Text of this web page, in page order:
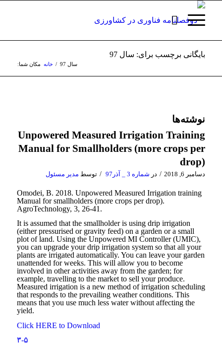
بایگانی برچسب برای: سال 97
مکان شما: خانه / سال 97
نوشته‌ها
Unpowered Measured Irrigation Training
Manual for Smallholders (more crops per
drop)
دسامبر 6, 2018 / در شماره 3 _ آذر97 / توسط مدیر مسئول
Omodei, B. 2018. Unpowered Measured Irrigation training
Manual for smallholders (more crops per drop).
AgroTechnology, 3, 26-41.
It is assumed that the smallholder is using drip irrigation
(either pressurised or gravity feed) on a garden or a small
plot of land. Using the Unpowered MI Controller (UMIC),
you can upgrade your drip irrigation system so that all your
plants are irrigated automatically. You can leave your garden
unattended for weeks. This will allow you to become
involved in other activities away from the garden; for
example, travelling to the market to sell your produce.
Measured irrigation is a new method of irrigation scheduling
that responds to the prevailing weather conditions. This
means that you use much less water without affecting the
yield.
Click HERE to Download
۳-۵